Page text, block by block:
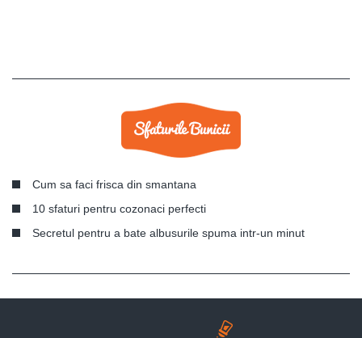
Cum sa faci frisca din smantana
10 sfaturi pentru cozonaci perfecti
Secretul pentru a bate albusurile spuma intr-un minut